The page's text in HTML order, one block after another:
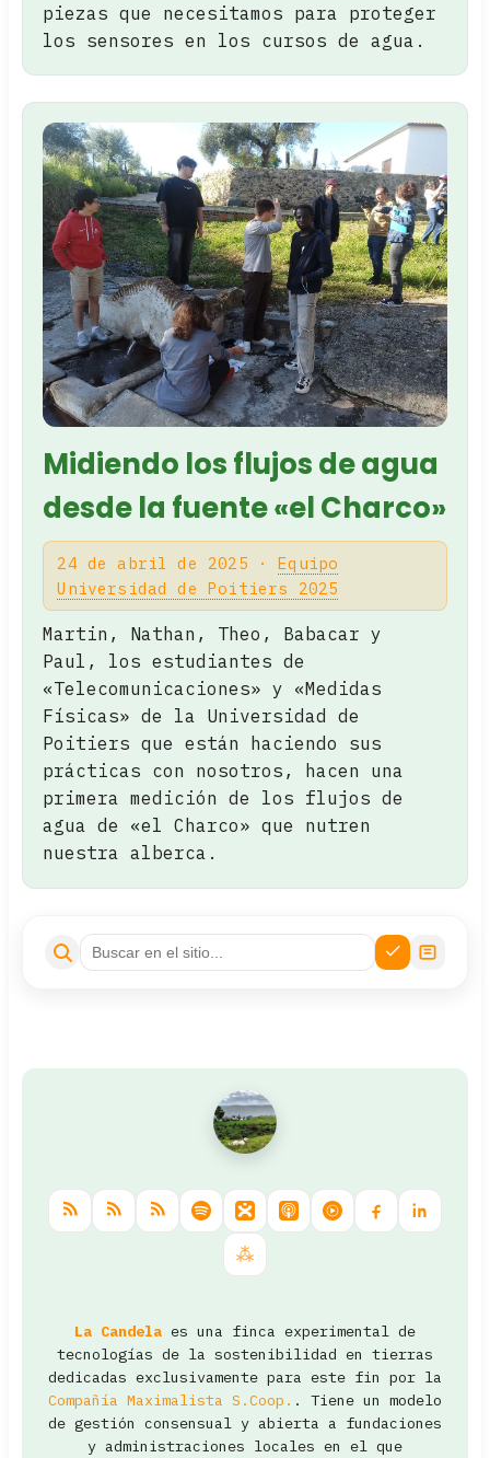
piezas que necesitamos para proteger
los sensores en los cursos de agua.
Midiendo los flujos de agua
desde la fuente «el Charco»
24 de abril de 2025 ·Equipo
Universidad de Poitiers 2025
Martin, Nathan, Theo, Babacar y
Paul, los estudiantes de
«Telecomunicaciones» y «Medidas
Físicas» de la Universidad de
Poitiers que están haciendo sus
prácticas con nosotros, hacen una
primera medición de los flujos de
agua de «el Charco» que nutren
nuestra alberca.
La Candela es una finca experimental de
tecnologías de la sostenibilidad en tierras
dedicadas exclusivamente para este fin por la
Compañía Maximalista S.Coop. . Tiene un modelo
de gestión consensual y abierta a fundaciones
y administraciones locales en el que